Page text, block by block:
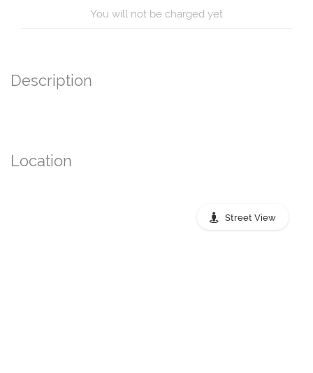
You will not be charged yet
Description
Location
Street View